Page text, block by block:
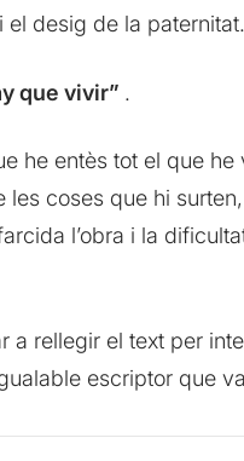
el desig de la paternitat.
que vivir” .
he entès tot el que
coses que hi
l’obra i la
a rellegir el text per
escriptor que